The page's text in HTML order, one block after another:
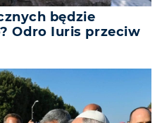
będzie
Odro Iuris przeciw